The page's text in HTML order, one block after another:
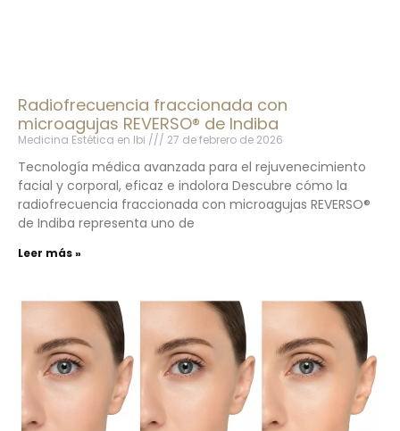
Radiofrecuencia fraccionada con
microagujas REVERSO® de Indiba
Medicina Estética en Ibi 27 de febrero de 2026
Tecnología médica avanzada para el rejuvenecimiento
facial y corporal, eficaz e indolora Descubre cómo la
radiofrecuencia fraccionada con microagujas REVERSO®
de Indiba representa uno de
Leer más »